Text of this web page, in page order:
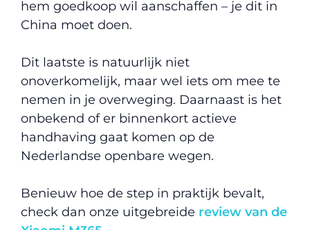
hem goedkoop wil aanschaffen – je dit in
China moet doen.
Dit laatste is natuurlijk niet
onoverkomelijk, maar wel iets om mee te
nemen in je overweging. Daarnaast is het
onbekend of er binnenkort actieve
handhaving gaat komen op de
Nederlandse openbare wegen.
Benieuw hoe de step in praktijk bevalt,
check dan onze uitgebreide review van de